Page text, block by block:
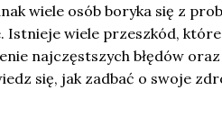
wiele osób boryka się z
Istnieje wiele przeszkód,
najczęstszych błędów
się, jak zadbać o swoje